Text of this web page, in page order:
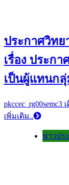
ประกาศวิท
เรื่อง ประก
เป็นผู้แทนก
pkccec_rg00semc3
เพิ่มเติม..
ข่าวปร